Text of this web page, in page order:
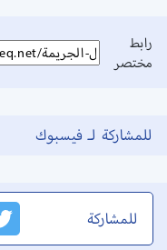
رابط
مختصر
للمشاركة لـ فيسبوك
للمشاركة